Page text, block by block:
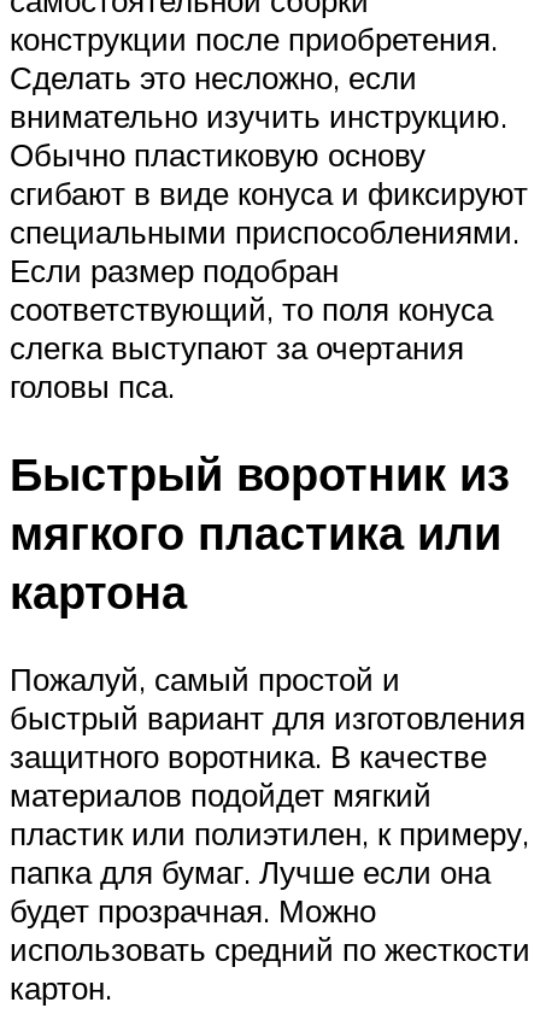
конструкции после приобретения.
Сделать это несложно, если
внимательно изучить инструкцию.
Обычно пластиковую основу
сгибают в виде конуса и фиксируют
специальными приспособлениями.
Если размер подобран
соответствующий, то поля конуса
слегка выступают за очертания
головы пса.
Быстрый воротник из
мягкого пластика или
картона
Пожалуй, самый простой и
быстрый вариант для изготовления
защитного воротника. В качестве
материалов подойдет мягкий
пластик или полиэтилен, к примеру,
папка для бумаг. Лучше если она
будет прозрачная. Можно
использовать средний по жесткости
картон.